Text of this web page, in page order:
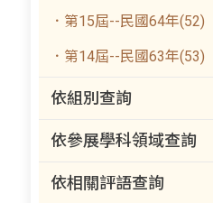
．第15屆--民國64年(52)
．第14屆--民國63年(53)
依組別查詢
依參展學科領域查詢
依相關評語查詢